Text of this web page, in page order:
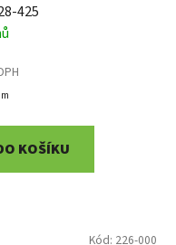
425
KOŠÍKU
Kód: 226-000